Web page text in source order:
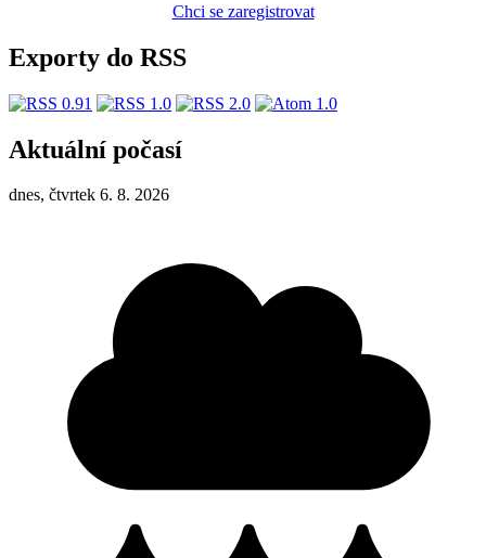
Chci se zaregistrovat
Exporty do RSS
Aktuální počasí
dnes, čtvrtek 6. 8. 2026